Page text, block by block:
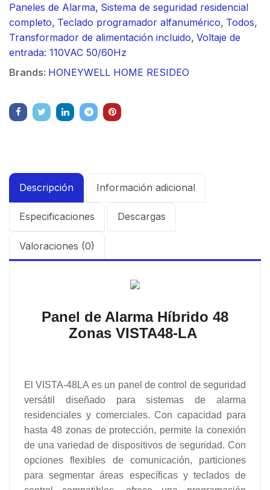
Paneles de Alarma, Sistema de seguridad residencial
completo, Teclado programador alfanumérico, Todos,
Transformador de alimentación incluido, Voltaje de
entrada: 110VAC 50/60Hz
Brands: HONEYWELL HOME RESIDEO
Descripción Información adicional
Especificaciones Descargas
Valoraciones (0)
Panel de Alarma Híbrido 48
Zonas VISTA48-LA
El VISTA-48LA es un panel de control de seguridad
versátil diseñado para sistemas de alarma
residenciales y comerciales. Con capacidad para
hasta 48 zonas de protección, permite la conexión
de una variedad de dispositivos de seguridad. Con
opciones flexibles de comunicación, particiones
para segmentar áreas específicas y teclados de